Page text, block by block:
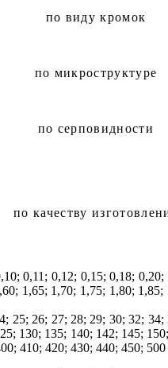
по виду кромок
по микроструктуре
по серповидности
по качеству
0,11; 0,12; 0,15; 0,18;
1,65; 1,70; 1,75; 1,80; 1,85;
26; 27; 28; 29; 30; 32;
130; 135; 140; 142; 145;
410; 420; 430; 440; 450;